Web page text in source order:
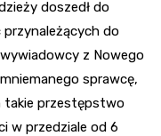
doszedł do
do
z Nowego
sprawcę,
takie przestępstwo
w przedziale od 6